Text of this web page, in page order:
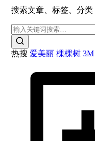
搜索文章、标签、分类
热搜 爱美丽 棵棵树 3M